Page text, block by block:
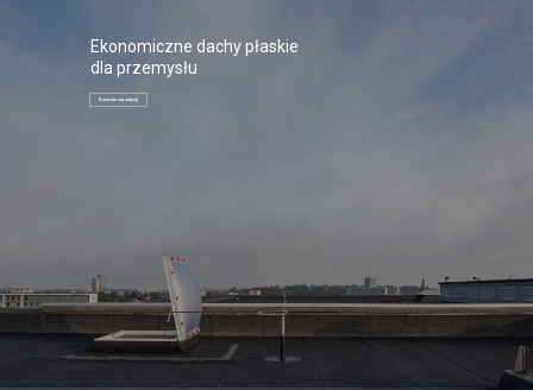
Ekonomiczne dachy płaskie
dla przemysłu
Dowiedz się więcej